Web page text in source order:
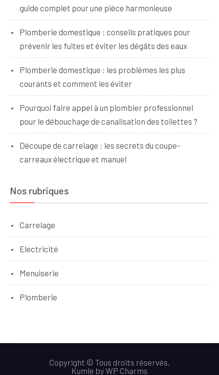
guide complet pour une pièce harmonieuse
Plomberie domestique : conseils pratiques pour
prévenir les fuites et éviter les dégâts des eaux
Plomberie domestique : les problèmes les plus
courants et comment les éviter
Pourquoi faire appel à un plombier professionnel
pour le débouchage de canalisation des toilettes ?
Découpe de carrelage : les secrets du coupe-
carreaux électrique et manuel
Nos rubriques
Carrelage
Electricité
Menuiserie
Plomberie
Copyright © Tous droits réservés.
Kumle byWP Charms